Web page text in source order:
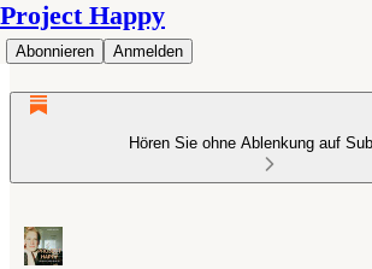
Project Happy
Abonnieren Anmelden
Hören Sie ohne Ablenkung auf